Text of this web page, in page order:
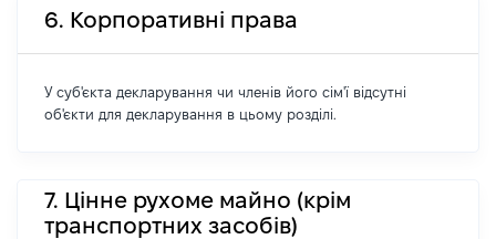
6. Корпоративні права
У суб'єкта декларування чи членів його сім'ї відсутні
об'єкти для декларування в цьому розділі.
7. Цінне рухоме майно (крім
транспортних засобів)